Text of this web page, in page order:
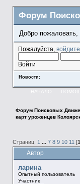
Форум
Добро пожаловать,
Пожалуйста, войдите
Войти
Новости:
НАЧАЛО
Форум Поисковых
карт уроженцев
Страниц: 1 ... 7 8 9 10 11 [
Автор
ларина
Опытный пользователь
Участник